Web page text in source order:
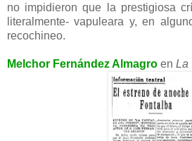
no impidieron que la prestigiosa
literalmente- vapuleara y, en
recochineo.
Melchor Fernández Almagro en La